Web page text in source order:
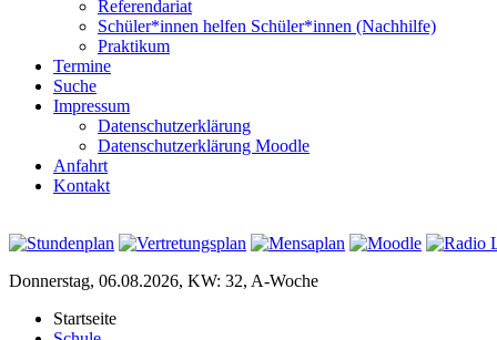
Referendariat
Schüler*innen helfen Schüler*innen (Nachhilfe)
Praktikum
Termine
Suche
Impressum
Datenschutzerklärung
Datenschutzerklärung Moodle
Anfahrt
Kontakt
Donnerstag, 06.08.2026, KW: 32, A-Woche
Startseite